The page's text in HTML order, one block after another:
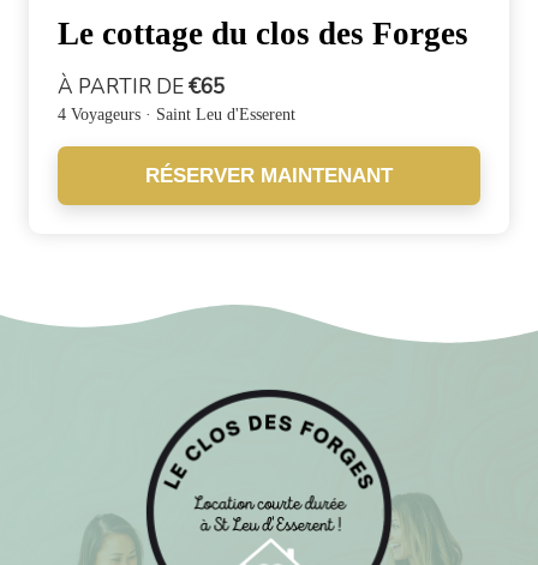
Le cottage du clos des Forges
À PARTIR DE€65
4 Voyageurs · Saint Leu d'Esserent
RÉSERVER MAINTENANT